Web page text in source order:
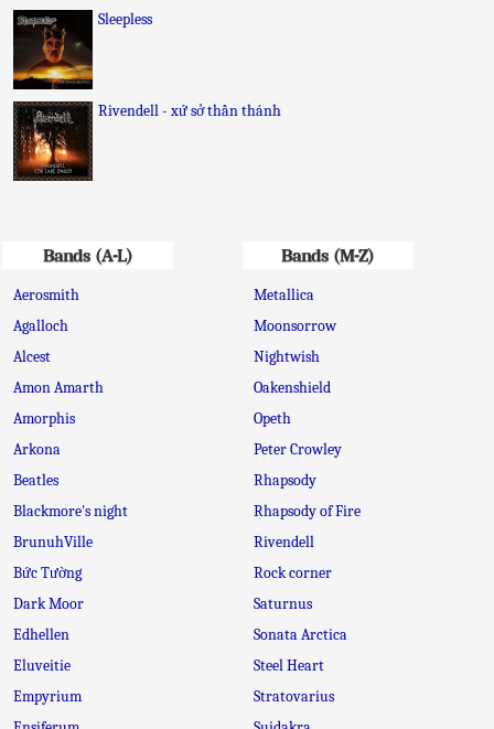
Sleepless
Rivendell - xứ sở thần thánh
Bands (A-L)
Aerosmith
Agalloch
Alcest
Amon Amarth
Amorphis
Arkona
Beatles
Blackmore's night
BrunuhVille
Bức Tường
Dark Moor
Edhellen
Eluveitie
Empyrium
Bands (M-Z)
Metallica
Moonsorrow
Nightwish
Oakenshield
Opeth
Peter Crowley
Rhapsody
Rhapsody of Fire
Rivendell
Rock corner
Saturnus
Sonata Arctica
Steel Heart
Stratovarius